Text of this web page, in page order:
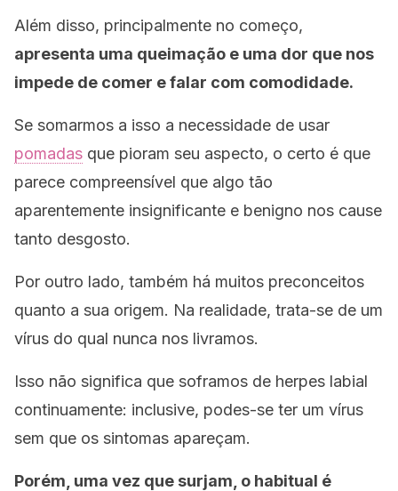
Além disso, principalmente no começo,
apresenta uma queimação e uma dor que nos
impede de comer e falar com comodidade.
Se somarmos a isso a necessidade de usar
pomadas que pioram seu aspecto, o certo é que
parece compreensível que algo tão
aparentemente insignificante e benigno nos cause
tanto desgosto.
Por outro lado, também há muitos preconceitos
quanto a sua origem. Na realidade, trata-se de um
vírus do qual nunca nos livramos.
Isso não significa que soframos de herpes labial
continuamente: inclusive, podes-se ter um vírus
sem que os sintomas apareçam.
Porém, uma vez que surjam, o habitual é